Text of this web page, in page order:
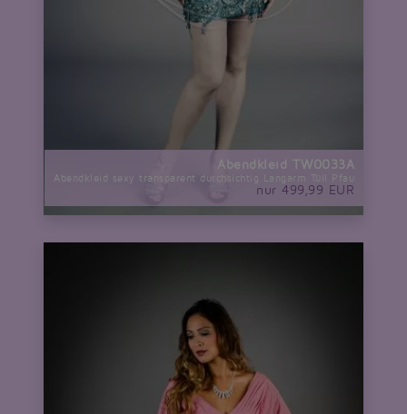
Abendkleid TW0033A
Abendkleid sexy transparent durchsichtig Langarm Tüll Pfau
nur 499,99 EUR